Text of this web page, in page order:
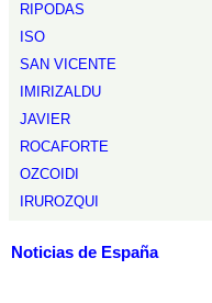
RIPODAS
ISO
SAN VICENTE
IMIRIZALDU
JAVIER
ROCAFORTE
OZCOIDI
IRUROZQUI
Noticias de España